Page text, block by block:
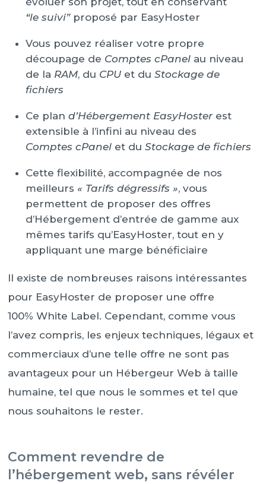
“le suivi”proposé par EasyHoster
Vous pouvez réaliser votre propre
découpage de Comptes cPanel au niveau
de la RAM, du CPU et du Stockage de
fichiers
Ce plan d’Hébergement EasyHosterest
extensible à l’infini au niveau des
Comptes cPanel et du Stockage de fichiers
Cette flexibilité, accompagnée de nos
meilleurs « Tarifs dégressifs », vous
permettent de proposer des offres
d’Hébergement d’entrée de gamme aux
mêmes tarifs qu’EasyHoster, tout en y
appliquant une marge bénéficiaire
Il existe de nombreuses raisons intéressantes
pour EasyHoster de proposer une offre
100% White Label. Cependant, comme vous
l’avez compris, les enjeux techniques, légaux et
commerciaux d’une telle offre ne sont pas
avantageux pour un Hébergeur Web à taille
humaine, tel que nous le sommes et tel que
nous souhaitons le rester.
Comment revendre de
l’hébergement web, sans révéler